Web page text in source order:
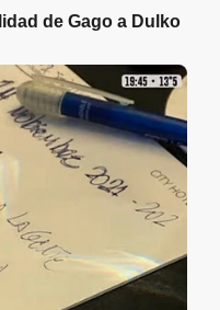
de Gago a Dulko